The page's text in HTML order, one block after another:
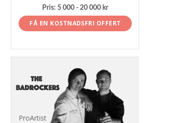
Pris: 5 000 - 20 000 kr
FÅ EN KOSTNADSFRI OFFERT
ProArtist